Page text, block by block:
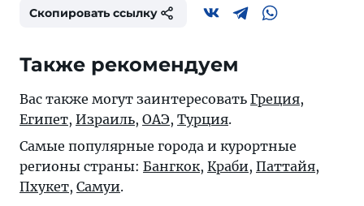
Скопировать ссылку
Также рекомендуем
Вас также могут заинтересовать Греция,
Египет, Израиль, ОАЭ, Турция.
Самые популярные города и курортные
регионы страны: Бангкок, Краби, Паттайя,
Пхукет, Самуи.